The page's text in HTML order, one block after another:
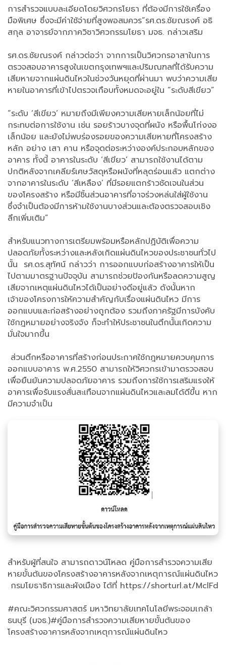
การสำรวจแบบละเอียดโดยวิศวกรโยธา ที่ต้องมีการใช้เครื่อง
มือพิเศษ ซึ่งจะมีค่าใช้จ่ายที่สูงพอสมควร”รศ.ดร.ชัยณรงค์ อธิ
สกุล อาจารย์จากภาควิชาวิศวกรรมโยธา มจธ. กล่าวเสริม
รศ.ดร.ชัยณรงค์ กล่าวต่อว่า จากการเป็นวิศวกรอาสาในการ
ตรวจสอบอาคารสูงในเขตกรุงเทพฯและปริมณฑลที่ได้รับความ
เสียหายจากแผ่นดินไหวในช่วงวันหยุดที่ผ่านมา พบว่าความเสีย
หายในอาคารที่เข้าไปตรวจเกือบทั้งหมดจะอยู่ใน “ระดับสีเขียว”
“ระดับ ‘สีเขียว’ หมายถึงมีเพียงความเสียหายเล็กน้อยที่ไม่
กระทบต่อการใช้งาน เช่น รอยร้าวบางจุดที่ผนัง หรือพื้นโก่งงอ
เล็กน้อย และยังไม่พบร่องรอยของความเสียหายที่โครงสร้าง
หลัก อย่าง เสา คาน หรือจุดต่อระหว่างองค์ประกอบหลักของ
อาคาร ทั้งนี้ อาคารในระดับ ‘สีเขียว’ สามารถใช้งานได้ตาม
ปกติหลังจากเคลียร์เศษวัสดุหรือผนังที่หลุดร่อนแล้ว แตกต่าง
จากอาคารในระดับ ‘สีเหลือง’ ที่มีรอยแตกร้าวชัดเจนในส่วน
ของโครงสร้าง หรือมีชิ้นส่วนอาคารที่อาจร่วงหล่นใส่ผู้ใช้งาน
ซึ่งจำเป็นต้องมีการห้ามใช้งานบางส่วนและต้องตรวจสอบเชิง
ลึกเพิ่มเติม”
สำหรับแนวทางการเตรียมพร้อมหรือหลักปฏิบัติเพื่อความ
ปลอดภัยทั้งระหว่างและหลังเกิดแผ่นดินไหวของประชาชนทั่วไป
นั้น รศ.ดร.สุทัศน์ กล่าวว่า การออกแบบก่อสร้างอาคารให้เป็น
ไปตามมาตรฐานปัจจุบัน สามารถช่วยป้องกันหรือลดความสูญ
เสียจากเหตุแผ่นดินไหวได้เป็นอย่างดีอยู่แล้ว ดังนั้นหาก
เจ้าของโครงการให้ความสำคัญกับเรื่องแผ่นดินไหว มีการ
ออกแบบและก่อสร้างอย่างถูกต้อง รวมถึงภาครัฐมีการบังคับ
ใช้กฎหมายอย่างจริงจัง ก็จะทำให้ประชาชนในตึกนั้นเกิดความ
มั่นใจมากขึ้น
ส่วนตึกหรืออาคารที่สร้างก่อนประกาศใช้กฎหมายควบคุมการ
ออกแบบอาคาร พ.ศ.2550 สามารถให้วิศวกรเข้ามาตรวจสอบ
เพื่อยืนยันความปลอดภัยอาคาร รวมถึงการใช้การเสริมแรงให้
อาคารเพื่อรับแรงสั่นสะเทือนจากแผ่นดินไหวและลมได้ดีขึ้น หาก
มีความจำเป็น
สำหรับผู้ที่สนใจ สามารถดาวน์โหลด คู่มือการสำรวจความเสีย
หายขั้นต้นของโครงสร้างอาคารหลังจากเหตุการณ์แผ่นดินไหว
กรมโยธาธิการและผังเมือง ได้ที่ https://shorturl.at/MclFd
#คณะวิศวกรรมศาสตร์ มหาวิทยาลัยเทคโนโลยีพระจอมเกล้า
ธนบุรี (มจธ.)#คู่มือการสำรวจความเสียหายขั้นต้นของ
โครงสร้างอาคารหลังจากเหตุการณ์แผ่นดินไหว